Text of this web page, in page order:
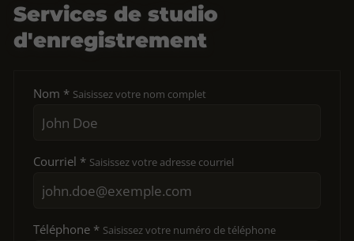
Services de studio
d'enregistrement
Nom * Saisissez votre nom complet
Courriel * Saisissez votre adresse courriel
Téléphone * Saisissez votre numéro de téléphone